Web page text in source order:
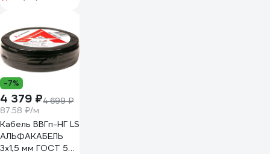
-7%
4 379 ₽4 699 ₽
87.58 ₽/м
Кабель ВВГп-НГ LS
АЛЬФАКАБЕЛЬ
3х1,5 мм ГОСТ 50